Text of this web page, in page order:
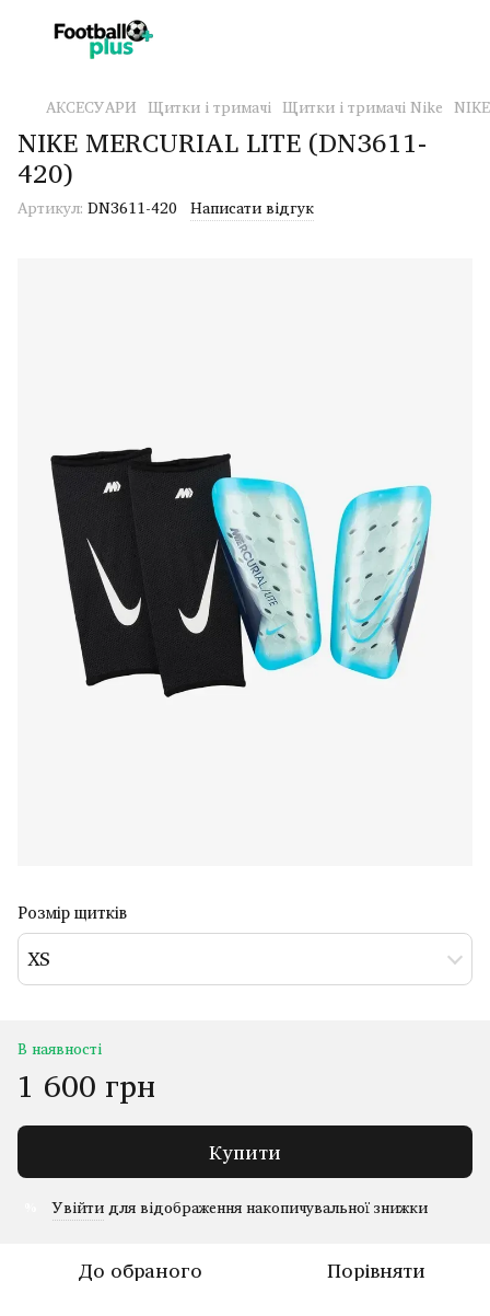
АКСЕСУАРИ Щитки і тримачі Щитки і тримачі Nike
NIKE MERCURIAL LITE (DN3611-
420)
Артикул: DN3611-420 Написати відгук
Розмір щитків
XS
В наявності
1 600 грн
Купити
Увійтидля відображення накопичувальної знижки
До обраного Порівняти